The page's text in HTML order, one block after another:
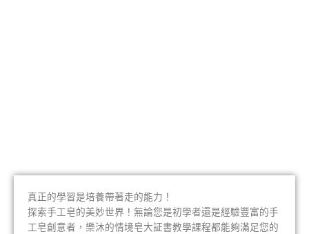
真正的學習是培養帶著走的能力！
探索手工皂的美妙世界！無論您是初學者還是經驗豐富的手
工皂創意者，樂沐的情境皂大証書教學課程都能夠滿足您的